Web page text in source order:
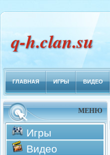
q-h.clan.su
ГЛАВНАЯ ИГРЫ ВИДЕО
МЕНЮ
Игры
Видео